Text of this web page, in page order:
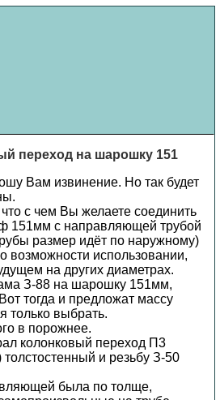
переход на шарошку 151
Вам извинение. Но так будет
с чем Вы желаете соединить
151мм с направляющей трубой
размер идёт по наружному)
возможности использовании,
на других диаметрах.
З-88 на шарошку 151мм,
тогда и предложат массу
только выбрать.
в порожнее.
колонковый переход П3
и резьбу З-50
была по толще,